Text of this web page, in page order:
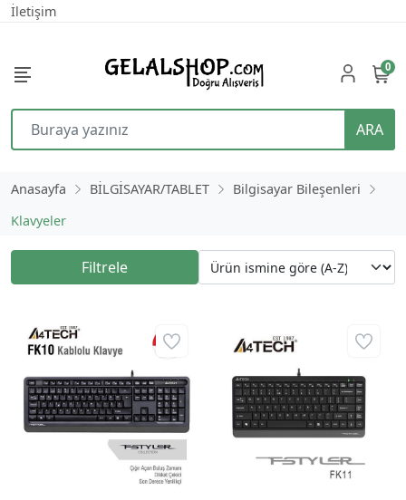
İletişim
ARA
0
Anasayfa BİLGİSAYAR/TABLET
Bilgisayar Bileşenleri
Klavyeler
Filtrele